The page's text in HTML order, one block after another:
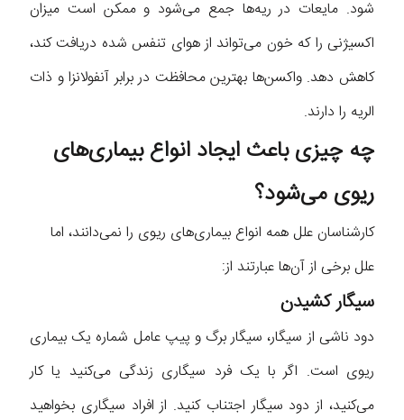
شود. مایعات در ریه‌ها جمع می‌شود و ممکن است میزان
اکسیژنی را که خون می‌تواند از هوای تنفس شده دریافت کند،
کاهش دهد. واکسن‌ها بهترین محافظت در برابر آنفولانزا و ذات
الریه را دارند.
چه چیزی باعث ایجاد انواع بیماری‌های
ریوی می‌شود؟
کارشناسان علل همه انواع بیماری‌های ریوی را نمی‌دانند، اما
علل برخی از آن‌ها عبارتند از:
سیگار کشیدن
دود ناشی از سیگار، سیگار برگ و پیپ عامل شماره یک بیماری
ریوی است. اگر با یک فرد سیگاری زندگی می‌کنید یا کار
می‌کنید، از دود سیگار اجتناب کنید. از افراد سیگاری بخواهید